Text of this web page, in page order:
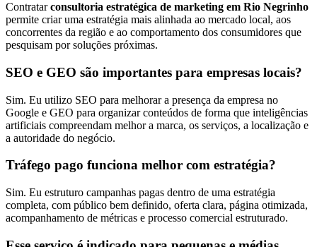
Contratarconsultoria estratégica de marketing em Rio Negrinho
permite criar uma estratégia mais alinhada ao mercado local, aos
concorrentes da região e ao comportamento dos consumidores que
pesquisam por soluções próximas.
SEO e GEO são importantes para empresas locais?
Sim. Eu utilizo SEO para melhorar a presença da empresa no
Google e GEO para organizar conteúdos de forma que inteligências
artificiais compreendam melhor a marca, os serviços, a localização e
a autoridade do negócio.
Tráfego pago funciona melhor com estratégia?
Sim. Eu estruturo campanhas pagas dentro de uma estratégia
completa, com público bem definido, oferta clara, página otimizada,
acompanhamento de métricas e processo comercial estruturado.